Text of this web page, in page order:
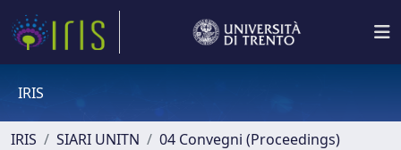
IRIS
IRIS SIARI UNITN
04 Convegni (Proceedings)